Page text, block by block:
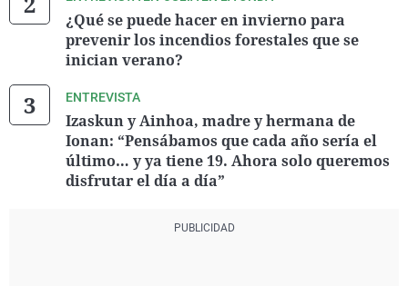
¿Qué se puede hacer en invierno para
prevenir los incendios forestales que se
inician verano?
ENTREVISTA
Izaskun y Ainhoa, madre y hermana de
Ionan: “Pensábamos que cada año sería el
último… y ya tiene 19. Ahora solo queremos
disfrutar el día a día”